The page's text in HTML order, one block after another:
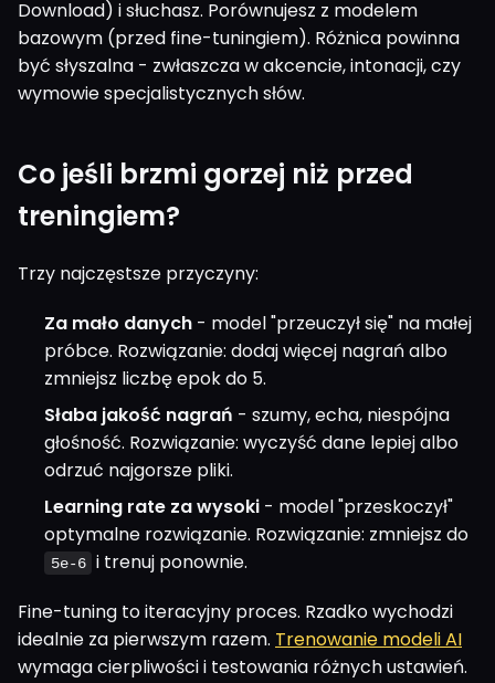
Download) i słuchasz. Porównujesz z modelem
bazowym (przed fine-tuningiem). Różnica powinna
być słyszalna - zwłaszcza w akcencie, intonacji, czy
wymowie specjalistycznych słów.
Co jeśli brzmi gorzej niż przed
treningiem?
Trzy najczęstsze przyczyny:
Za mało danych - model "przeuczył się" na małej
próbce. Rozwiązanie: dodaj więcej nagrań albo
zmniejsz liczbę epok do 5.
Słaba jakość nagrań - szumy, echa, niespójna
głośność. Rozwiązanie: wyczyść dane lepiej albo
odrzuć najgorsze pliki.
Learning rate za wysoki - model "przeskoczył"
optymalne rozwiązanie. Rozwiązanie: zmniejsz do
5e-6 i trenuj ponownie.
Fine-tuning to iteracyjny proces. Rzadko wychodzi
idealnie za pierwszym razem. Trenowanie modeli AI
wymaga cierpliwości i testowania różnych ustawień.